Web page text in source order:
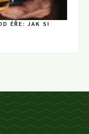
ÉŘE: JAK SI